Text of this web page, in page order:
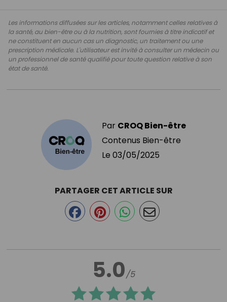
Les informations diffusées sur les articles, notamment celles relatives à
la santé, au bien-être ou à la nutrition, sont fournies à titre indicatif et
ne constituent en aucun cas un diagnostic, un traitement ou une
prescription médicale. L'utilisateur est invité à consulter un médecin ou
un professionnel de santé qualifié pour toute question relative à son
état de santé.
Par CROQ Bien-être
Contenus Bien-être
Le 03/05/2025
5.0/5
PARTAGER CET ARTICLE SUR